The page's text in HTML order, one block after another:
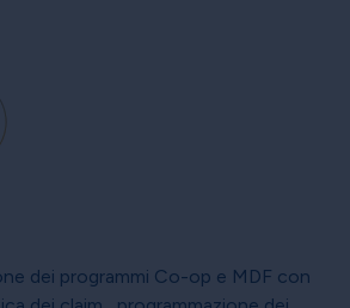
dei programmi Co-op e MDF con